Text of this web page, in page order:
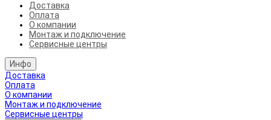
Доставка
Оплата
О компании
Монтаж и подключение
Сервисные центры
Инфо
Доставка
Оплата
О компании
Монтаж и подключение
Сервисные центры